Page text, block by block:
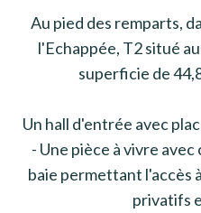
Au pied des remparts,
l'Echappée, T2 situé
superficie de
Un hall d'entrée avec
- Une pièce à vivre
baie permettant l'accès
privatifs